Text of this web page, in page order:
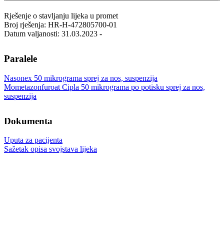
Rješenje o stavljanju lijeka u promet
Broj rješenja: HR-H-472805700-01
Datum valjanosti: 31.03.2023 -
Paralele
Nasonex 50 mikrograma sprej za nos, suspenzija
Mometazonfuroat Cipla 50 mikrograma po potisku sprej za nos,
suspenzija
Dokumenta
Uputa za pacijenta
Sažetak opisa svojstava lijeka